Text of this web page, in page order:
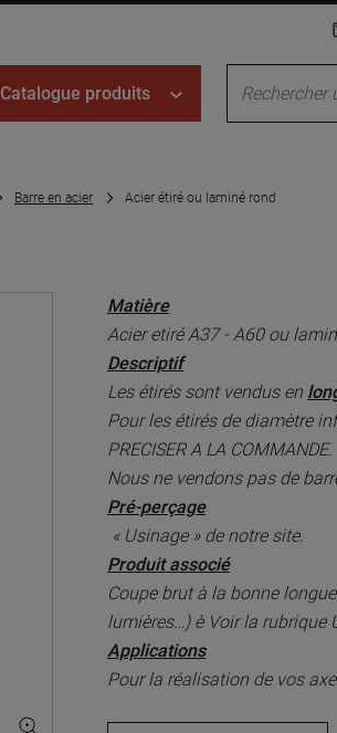
Catalogue produits
Barre en acier Acier étiré ou laminé rond
Matière
Acier etiré A37 - A60 ou
Descriptif
Les étirés sont vendus en
Pour les étirés de diamètre
PRECISER A LA COMMANDE.
Nous ne vendons pas de
Pré-perçage
« Usinage » de notre site.
Produit associé
Coupe brut à la bonne
lumières…) è Voir la rubrique
Applications
Pour la réalisation de vos